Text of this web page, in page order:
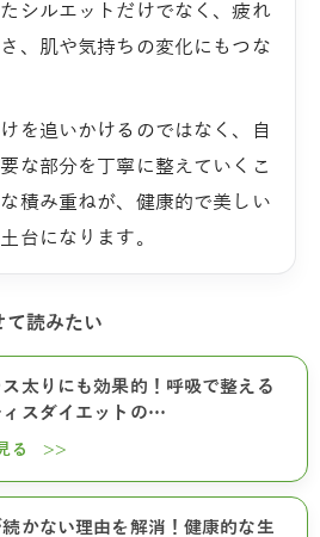
シルエットだけでなく、疲れ
、肌や気持ちの変化にもつな
を追いかけるのではなく、自
な部分を丁寧に整えていくこ
積み重ねが、健康的で美しい
台になります。
て読みたい
太りにも効果的！呼吸で整える
ィスダイエットの…
る >>
かない理由を解消！健康的な生